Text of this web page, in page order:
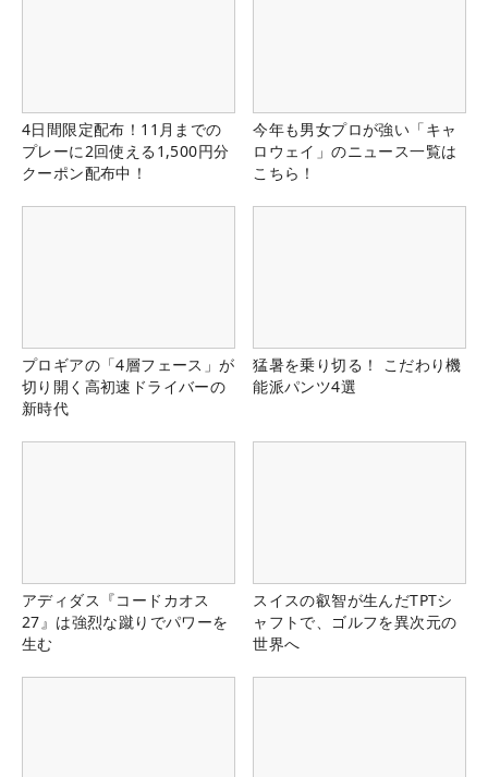
4日間限定配布！11月までの
プレーに2回使える1,500円分
クーポン配布中！
今年も男女プロが強い「キャ
ロウェイ」のニュース一覧は
こちら！
プロギアの「4層フェース」が
切り開く高初速ドライバーの
新時代
猛暑を乗り切る！ こだわり機
能派パンツ4選
アディダス『コードカオス
27』は強烈な蹴りでパワーを
生む
スイスの叡智が生んだTPTシ
ャフトで、ゴルフを異次元の
世界へ